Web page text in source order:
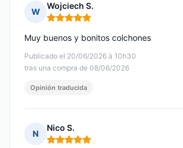
W
Wojciech S.
Nota: 5 de 5
Publicado el 20/06/2026 à 10h30
tras una compra de 08/06/2026
Muy buenos y bonitos colchones
Opinión traducida
N
Nico S.
Nota: 5 de 5